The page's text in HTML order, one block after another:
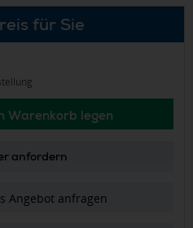
für Sie
Warenkorb legen
anfordern
Angebot anfragen